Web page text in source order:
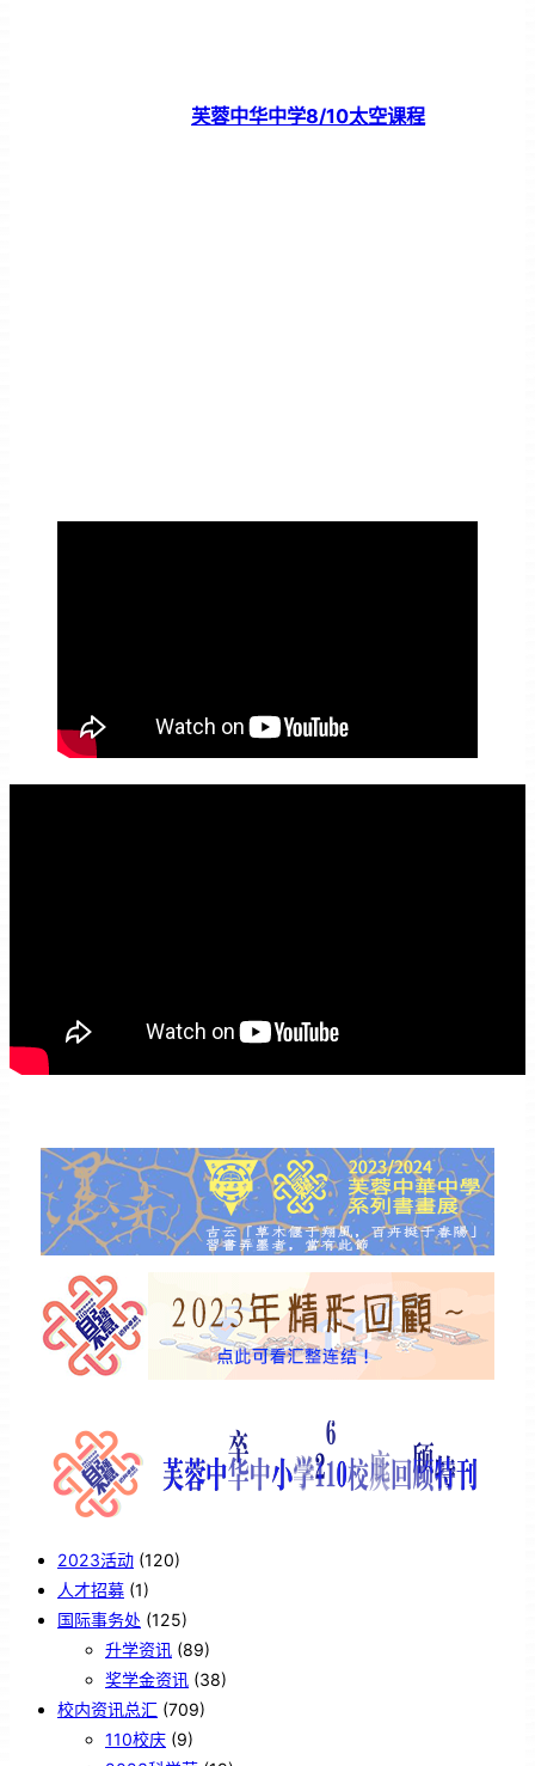
芙蓉中华中学8/10太空课程
2023活动 (120)
人才招募 (1)
国际事务处 (125)
升学资讯 (89)
奖学金资讯 (38)
校内资讯总汇 (709)
110校庆 (9)